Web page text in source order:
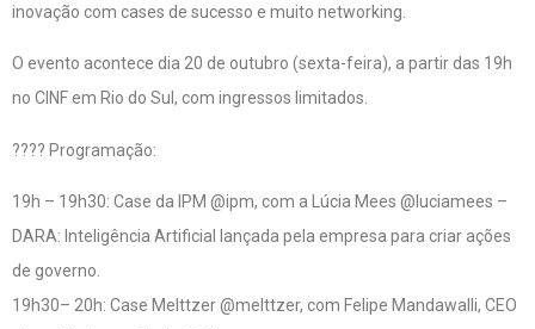
inovação com cases de sucesso e muito networking.
O evento acontece dia 20 de outubro (sexta-feira), a partir das 19h
no CINF em Rio do Sul, com ingressos limitados.
????️ Programação:
19h – 19h30: Case da IPM @ipm, com a Lúcia Mees @luciamees –
DARA: Inteligência Artificial lançada pela empresa para criar ações
de governo.
19h30– 20h: Case Melttzer @melttzer, com Felipe Mandawalli, CEO